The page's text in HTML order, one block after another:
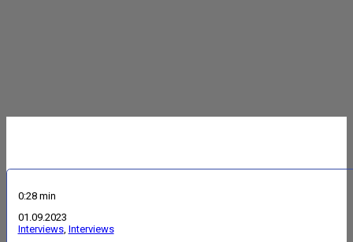
Harald Dialer, HCS Group
0:28 min
01.09.2023
Interviews, Interviews